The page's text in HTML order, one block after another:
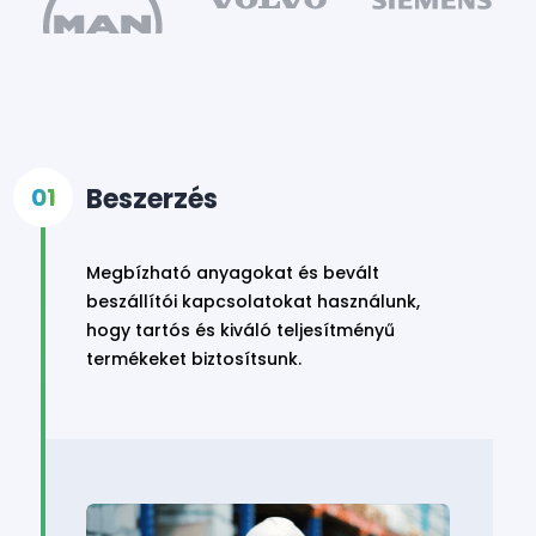
Beszerzés
Megbízható anyagokat és bevált
beszállítói kapcsolatokat használunk,
hogy tartós és kiváló teljesítményű
termékeket biztosítsunk.